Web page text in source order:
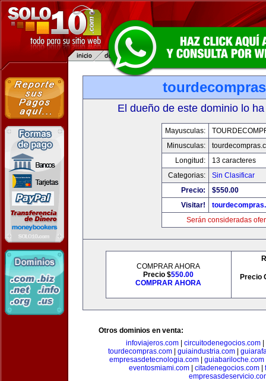
El dueño de este dominio lo
Mayusculas:
Minusculas:
Longitud:
13 caracteres
Categorias:
Sin Clasificar
Precio:
$550.00
Visitar!
Serán consideradas
COMPRAR AHORA
Precio $550.00
COMPRAR AHORA
Precio
Otros dominios en venta:
infoviajeros.com| circuitodenegocios.com|
tourdecompras.com| guiaindustria.com|
empresasdetecnologia.com| guiabariloche.com
eventosmiami.com
citadenegocios.com